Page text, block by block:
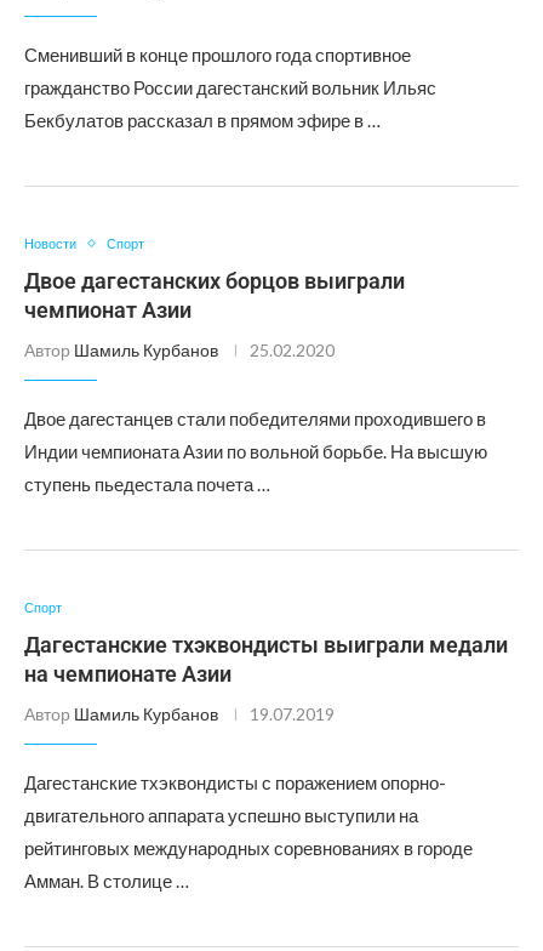
Сменивший в конце прошлого года спортивное
гражданство России дагестанский вольник Ильяс
Бекбулатов рассказал в прямом эфире в …
Новости Спорт
Двое дагестанских борцов выиграли
чемпионат Азии
Автор Шамиль Курбанов 25.02.2020
Двое дагестанцев стали победителями проходившего в
Индии чемпионата Азии по вольной борьбе. На высшую
ступень пьедестала почета …
Спорт
Дагестанские тхэквондисты выиграли медали
на чемпионате Азии
Автор Шамиль Курбанов 19.07.2019
Дагестанские тхэквондисты с поражением опорно-
двигательного аппарата успешно выступили на
рейтинговых международных соревнованиях в городе
Амман. В столице …